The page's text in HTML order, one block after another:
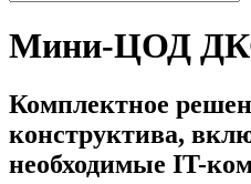
Мини-ЦОД
Комплектное
конструктива,
необходимые IT-